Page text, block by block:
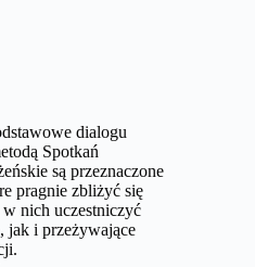
dialogu
Spotkań
są przeznaczone
pragnie zbliżyć się
nich uczestniczyć
jak i przeżywające